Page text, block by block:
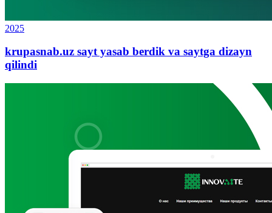
2025
krupasnab.uz sayt yasab berdik va saytga dizayn
qilindi